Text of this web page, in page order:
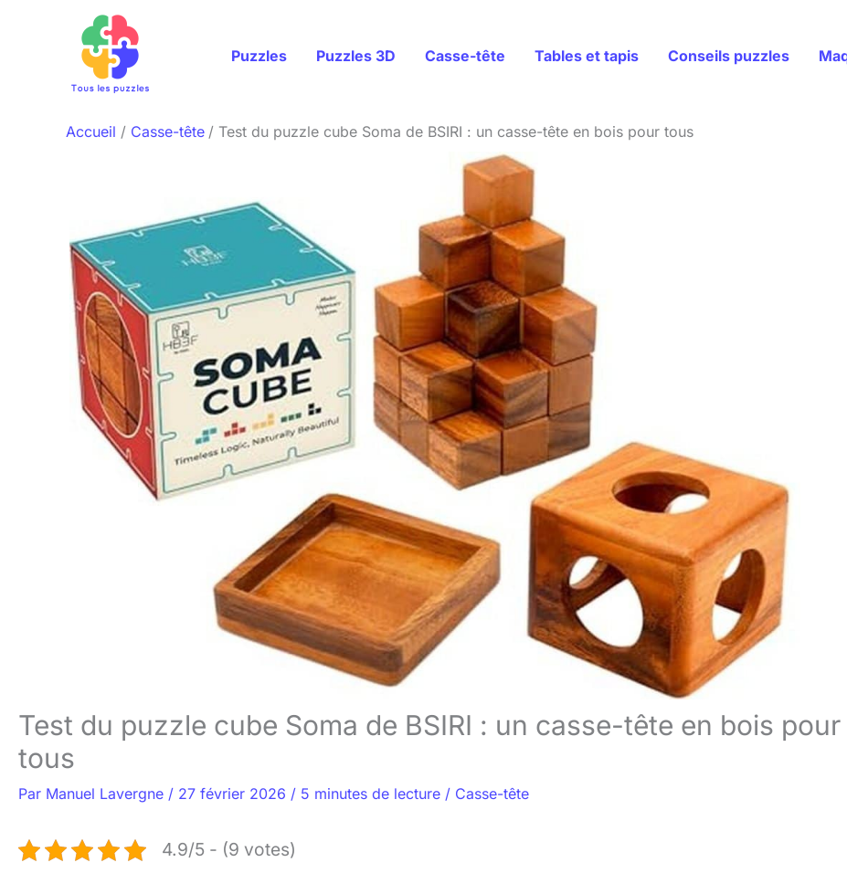
Puzzles Puzzles 3D Casse-tête Tables et tapis Conseils puzzles
Accueil Casse-tête Test du puzzle cube Soma de BSIRI : un casse-tête en bois pour tous
Test du puzzle cube Soma de BSIRI : un casse-tête en bois pour
tous
Par Manuel Lavergne / 27 février 2026 / 5 minutes de lecture / Casse-tête
4.9/5 - (9 votes)